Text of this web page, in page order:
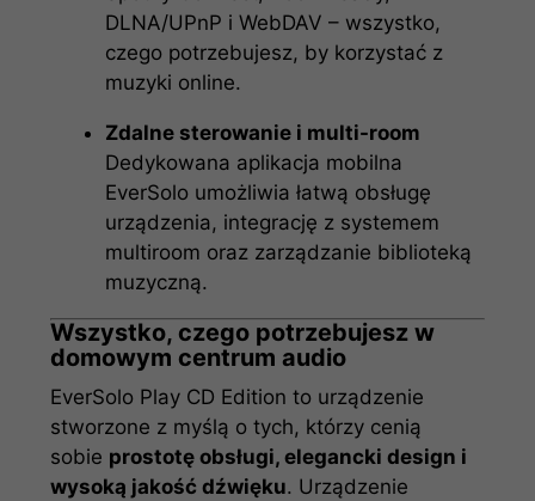
DLNA/UPnP i WebDAV – wszystko,
czego potrzebujesz, by korzystać z
muzyki online.
Zdalne sterowanie i multi-room
Dedykowana aplikacja mobilna
EverSolo umożliwia łatwą obsługę
urządzenia, integrację z systemem
multiroom oraz zarządzanie biblioteką
muzyczną.
Wszystko, czego potrzebujesz w
domowym centrum audio
EverSolo Play CD Edition to urządzenie
stworzone z myślą o tych, którzy cenią
sobie prostotę obsługi, elegancki design i
wysoką jakość dźwięku. Urządzenie